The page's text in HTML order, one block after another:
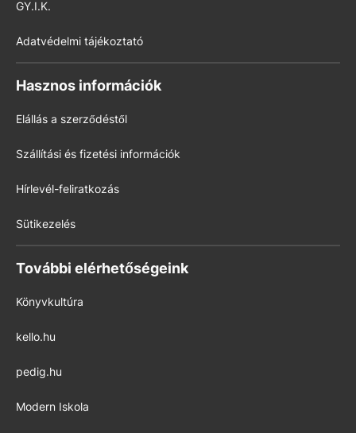
GY.I.K.
Adatvédelmi tájékoztató
Hasznos információk
Elállás a szerződéstől
Szállítási és fizetési információk
Hírlevél-feliratkozás
Sütikezelés
További elérhetőségeink
Könyvkultúra
kello.hu
pedig.hu
Modern Iskola